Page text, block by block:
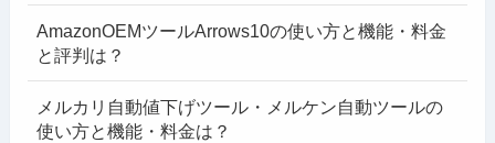
AmazonOEMツールArrows10の使い方と機能・料金
と評判は？
メルカリ自動値下げツール・メルケン自動ツールの
使い方と機能・料金は？